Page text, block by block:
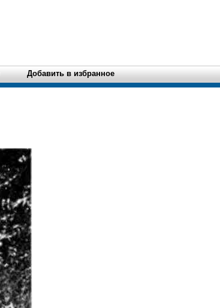
Добавить в избранное